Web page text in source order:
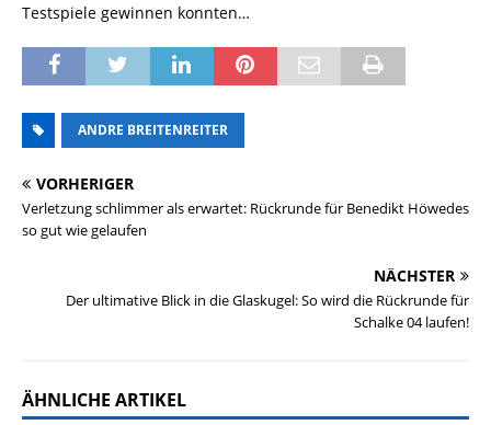
Testspiele gewinnen konnten…
ANDRE BREITENREITER
VORHERIGER
Verletzung schlimmer als erwartet: Rückrunde für Benedikt Höwedes
so gut wie gelaufen
NÄCHSTER
Der ultimative Blick in die Glaskugel: So wird die Rückrunde für
Schalke 04 laufen!
ÄHNLICHE ARTIKEL